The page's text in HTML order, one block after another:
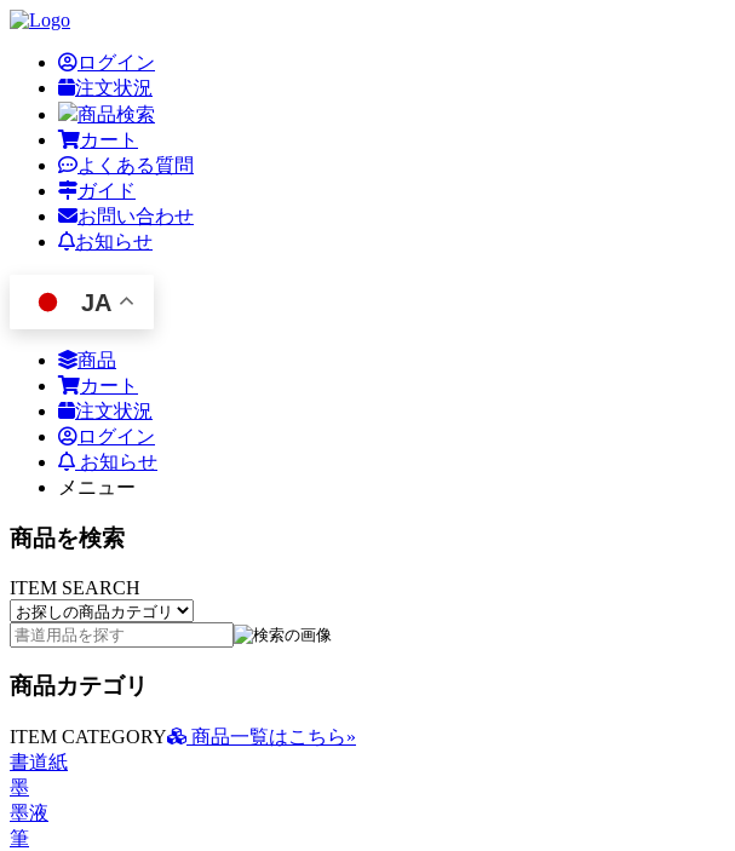
ログイン
注文状況
商品検索
カート
よくある質問
ガイド
お問い合わせ
お知らせ
JA
商品
カート
注文状況
ログイン
お知らせ
メニュー
商品を検索
ITEM SEARCH
商品カテゴリ
ITEM CATEGORY
商品一覧はこちら»
書道紙
墨
墨液
筆